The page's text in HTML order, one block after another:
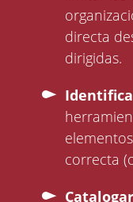
directa
dirigidas.
correcta